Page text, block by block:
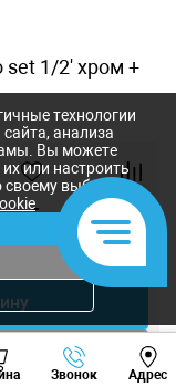
set 1/2' хром +
- +
Звонок Адрес
Viber Whatsapp
технологии
анализа
Вы можете
или настроить
выбору.